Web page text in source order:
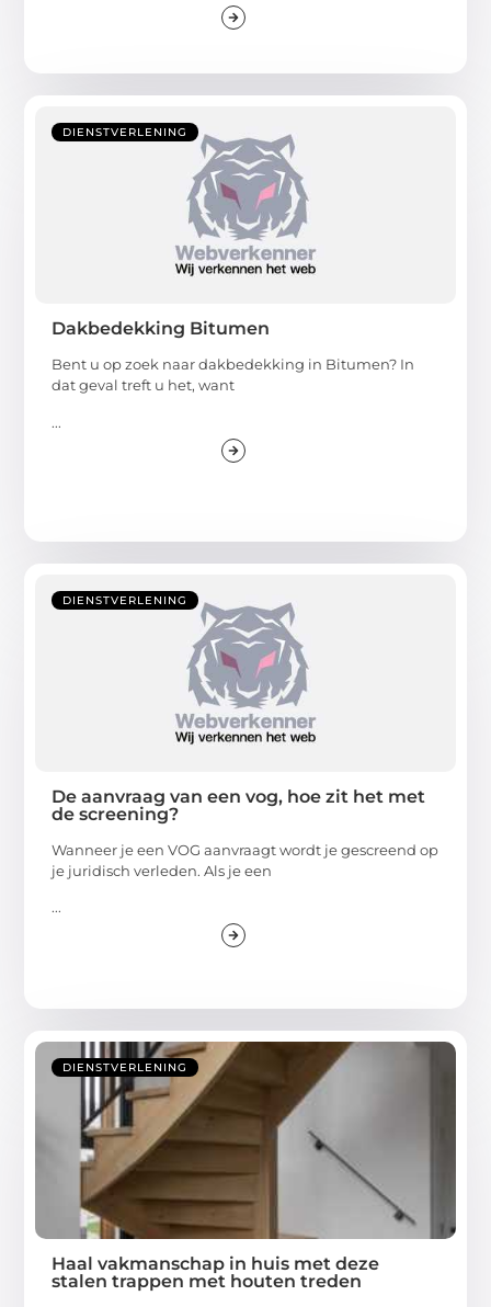
DIENSTVERLENING
Dakbedekking Bitumen
Bent u op zoek naar dakbedekking in Bitumen? In
dat geval treft u het, want
...
DIENSTVERLENING
De aanvraag van een vog, hoe zit het met
de screening?
Wanneer je een VOG aanvraagt wordt je gescreend op
je juridisch verleden. Als je een
...
DIENSTVERLENING
Haal vakmanschap in huis met deze
stalen trappen met houten treden